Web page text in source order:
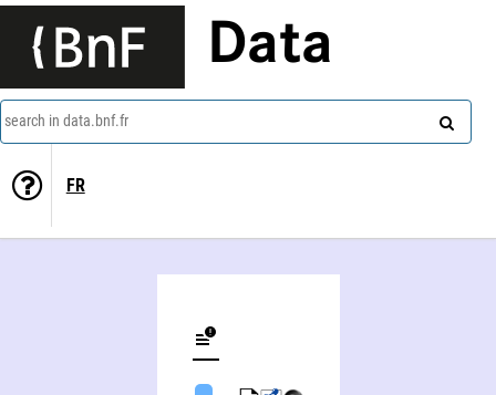
Data
search in data.bnf.fr
FR